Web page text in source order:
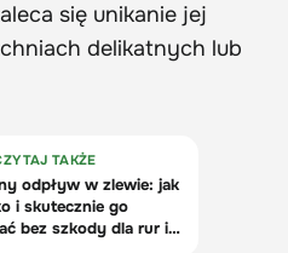
się unikanie jej
delikatnych lub